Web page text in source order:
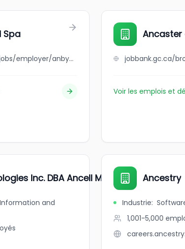
Spa
jobbank.gc.ca/browsejobs/employer/anby+nail+and+spa/ca
Voir les emplois et
Inc. DBA Ancell Marketing
and
Ancestry
Industrie:
1,001-5,000